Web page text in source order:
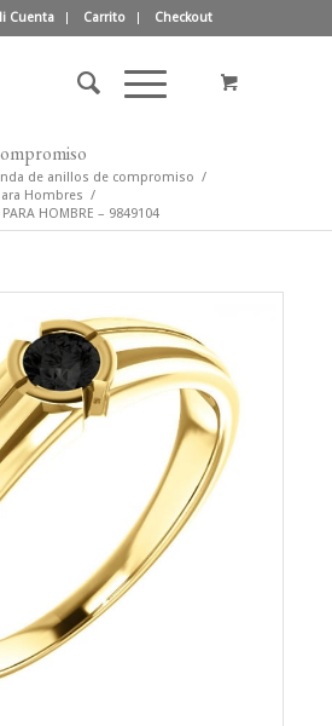
Cuenta Carrito Checkout
de anillos de compromiso /
Hombres /
HOMBRE – 9849104